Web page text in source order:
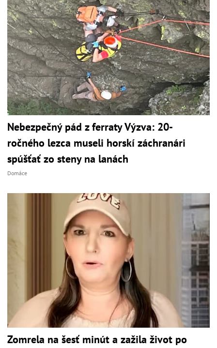
Nebezpečný pád z ferraty Výzva: 20-
ročného lezca museli horskí záchranári
spúšťať zo steny na lanách
Domáce
Zomrela na šesť minút a zažila život po